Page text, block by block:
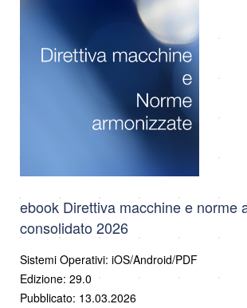
ebook Direttiva macchine e norme
consolidato 2026
Sistemi Operativi: iOS/Android/PDF
Edizione: 29.0
Pubblicato: 13.03.2026